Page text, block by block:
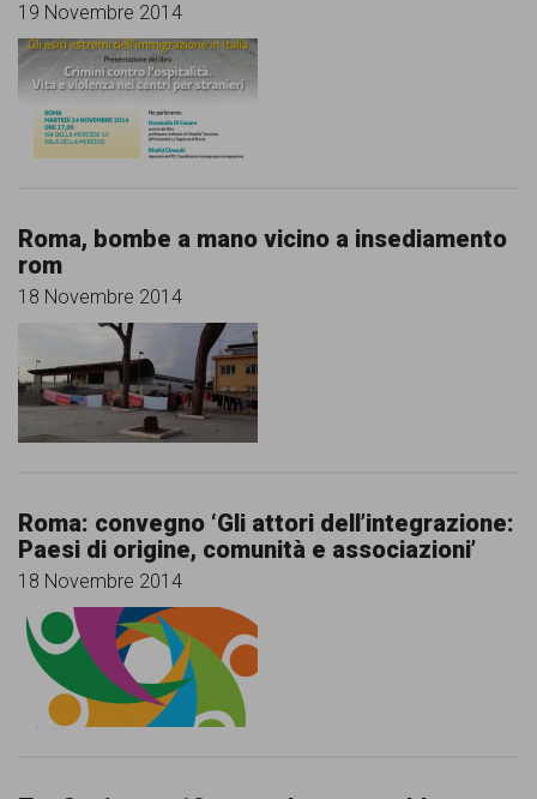
19 Novembre 2014
Roma, bombe a mano vicino a insediamento
rom
18 Novembre 2014
Roma: convegno ‘Gli attori dell’integrazione:
Paesi di origine, comunità e associazioni’
18 Novembre 2014